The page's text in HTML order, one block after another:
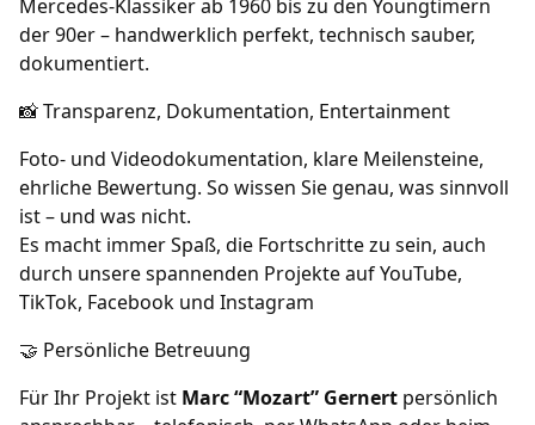
Mercedes-Klassiker ab 1960 bis zu den Youngtimern
der 90er – handwerklich perfekt, technisch sauber,
dokumentiert.
📸 Transparenz, Dokumentation, Entertainment
Foto- und Videodokumentation, klare Meilensteine,
ehrliche Bewertung. So wissen Sie genau, was sinnvoll
ist – und was nicht.
Es macht immer Spaß, die Fortschritte zu sein, auch
durch unsere spannenden Projekte auf YouTube,
TikTok, Facebook und Instagram
🤝 Persönliche Betreuung
Für Ihr Projekt ist Marc “Mozart” Gernert persönlich